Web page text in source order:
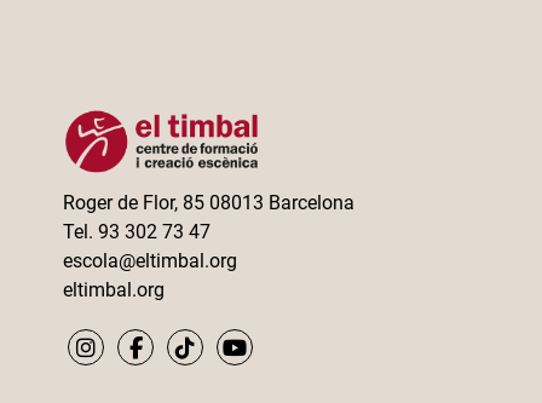
Roger de Flor, 85 08013 Barcelona
Tel. 93 302 73 47
escola@eltimbal.org
eltimbal.org